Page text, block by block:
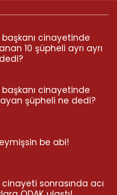
başkanı cinayetinde
10 şüpheli ayrı ayrı
başkanı cinayetinde
şüpheli ne dedi?
be abi!
cinayeti sonrasında acı